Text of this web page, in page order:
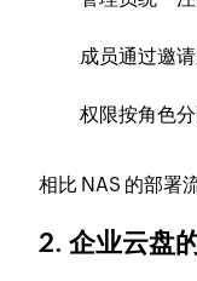
成员通过邀
权限按角色
相比 NAS 的部署
2. 企业云盘